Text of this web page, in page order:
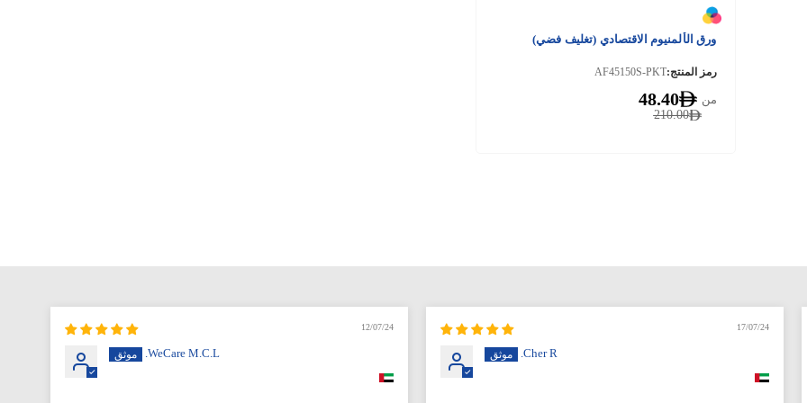
ورق الألمنيوم الاقتصادي (تغليف فضي)
رمز المنتج:AF45150S-PKT
210.00
من 48.40
17/07/24
Cher R.
12/07/24
WeCare M.C.L.